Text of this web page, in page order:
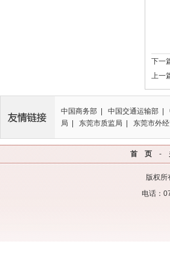
下一
上一
中国商务部 | 中国交通运输部
局 | 东莞市质监局 | 东莞市外
首 页-
版权所
电话：